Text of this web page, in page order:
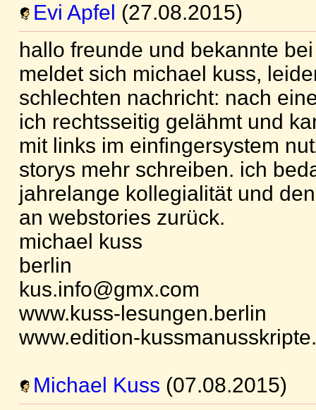
Evi Apfel (27.08.2015)
hallo freunde und bekannte
meldet sich michael kuss,
schlechten nachricht: nach
ich rechtsseitig gelähmt und
mit links im einfingersystem
storys mehr schreiben. ich
jahrelange kollegialität und
an webstories zurück.
michael kuss
berlin
kus.info@gmx.com
www.kuss-lesungen.berlin
www.edition-
Michael Kuss (07.08.2015)